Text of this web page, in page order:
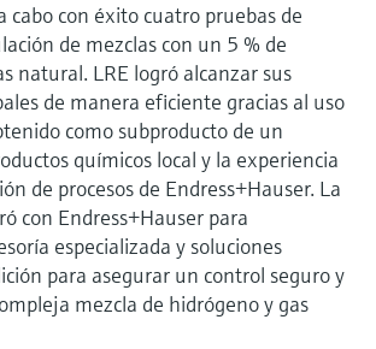
cabo con éxito cuatro pruebas de
de mezclas con un 5 % de
natural. LRE logró alcanzar sus
de manera eficiente gracias al uso
como subproducto de un
químicos local y la experiencia
de procesos de Endress+Hauser. La
con Endress+Hauser para
especializada y soluciones
para asegurar un control seguro y
mezcla de hidrógeno y gas